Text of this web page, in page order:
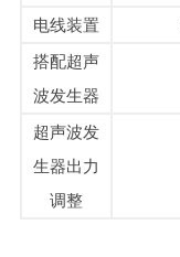
电线装置
搭配超声
波发生器
超声波发
生器出力
调整